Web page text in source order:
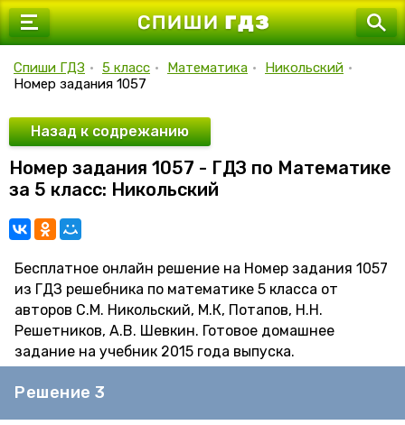
7 класс
9 класс
10 класс
11 класс
Спиши ГДЗ • 5 класс • Математика • Никольский •
Номер задания 1057
Назад к содрежанию
Номер задания 1057 - ГДЗ по Математике
за 5 класс: Никольский
Бесплатное онлайн решение на Номер задания 1057
из ГДЗ решебника по математике 5 класса от
авторов С.М. Никольский, М.К, Потапов, Н.Н.
Решетников, А.В. Шевкин. Готовое домашнее
задание на учебник 2015 года выпуска.
Решение 3